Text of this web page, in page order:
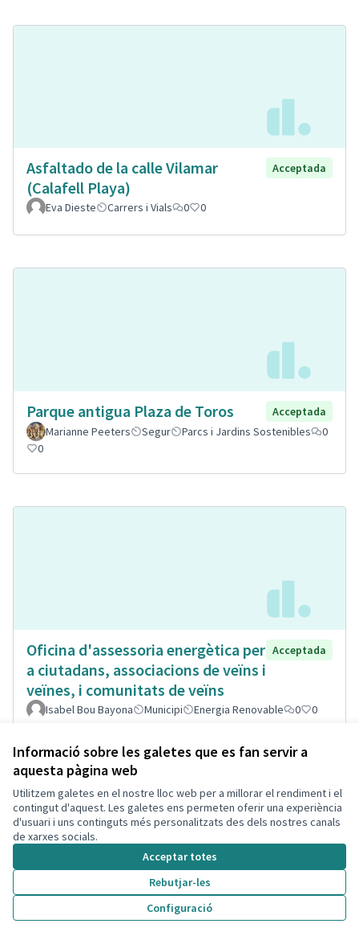
Informació sobre les galetes que es fan servir a
aquesta pàgina web
Utilitzem galetes en el nostre lloc web per a millorar el rendiment i el
contingut d'aquest. Les galetes ens permeten oferir una experiència
d'usuari i uns continguts més personalitzats des dels nostres canals
de xarxes socials.
Acceptar totes
Rebutjar-les
Configuració
Asfaltado de la calle Vilamar
(Calafell Playa)
Acceptada
Eva Dieste Carrers i Vials 0 0
Parque antigua Plaza de Toros
Acceptada
Marianne Peeters
Segur Parcs i Jardins Sostenibles
0
0
Oficina d'assessoria energètica per
a ciutadans, associacions de veïns i
veïnes, i comunitats de veïns
Acceptada
Isabel Bou Bayona Municipi Energia Renovable 0 0
Punts de cangurs per a famílies